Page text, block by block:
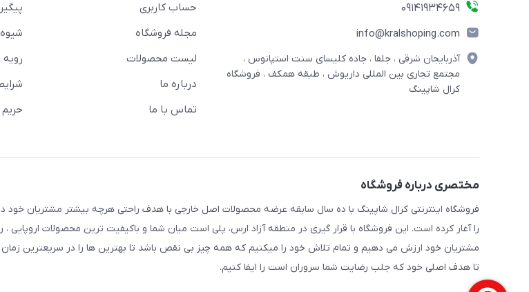
09141934659
info@kralshoping.com
آذربایجان شرقی ، جلفا ، جاده کلیسای سنت استپانوس ،
مجتمع تجاری بین المللی داریوش ، طبقه همکف ، فروشگاه
کرال شاپینگ
حساب کاربری
مجله فروشگاه
لیست محصولات
درباره ما
تماس با ما
رویه
مختصری درباره فروشگاه
فروشگاه اینترنتی کرال شاپینگ با ده سال سابقه عرضه محصولات اصل خارجی با هدف راحتی هرچه بیشتر مشتریان خود
را آغار کرده است. این فروشگاه با قرار گیری در منطقه آزاد ارس، پلی است میان شما و باکیفیت ترین محصولات اروپایی
مشتریان خود ارزش می دهیم و تمام تلاش خود را میکنیم که همه چیز بی نقص باشد تا بهترین ها را در سریعترین
تا هدف اصلی خود که جلب رضایت شما سروران است را ایفا کنیم.